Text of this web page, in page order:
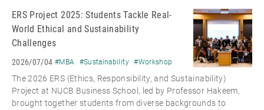
ERS Project 2025: Students Tackle Real-
World Ethical and Sustainability
Challenges
2026/07/04 #MBA #Sustainability #Workshop
The 2026 ERS (Ethics, Responsibility, and Sustainability)
Project at NUCB Business School, led by Professor Hakeem,
brought together students from diverse backgrounds to